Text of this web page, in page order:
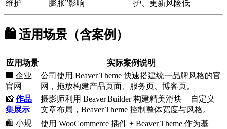
维护
膨胀”影响
护、更新风险低
🛍️ 适用场景（含案例）
应用场景
实际案例说明
🏢 企业
官网
公司使用 Beaver Theme 快速搭建统一品牌风格的官
网，拖放构建产品页面、服务页、博客页。
📸 作品
集展示
摄影师利用 Beaver Builder 构建精美滑块 + 自定义
文章布局，Beaver Theme 控制整体宽度与风格。
🛍️ 小规
使用 WooCommerce 插件 + Beaver Theme 作为基